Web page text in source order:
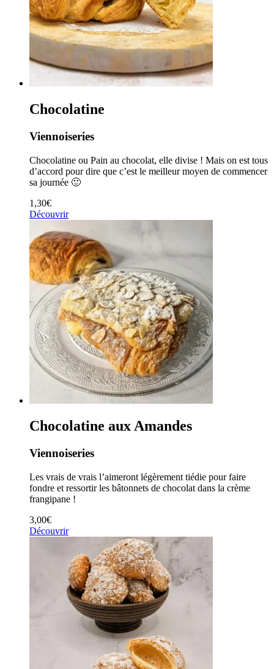
Chocolatine
Viennoiseries
Chocolatine ou Pain au chocolat, elle divise ! Mais on est tous
d’accord pour dire que c’est le meilleur moyen de commencer
sa journée 🙂
1,30€
Découvrir
Chocolatine aux Amandes
Viennoiseries
Les vrais de vrais l’aimeront légèrement tiédie pour faire
fondre et ressortir les bâtonnets de chocolat dans la crème
frangipane !
3,00€
Découvrir